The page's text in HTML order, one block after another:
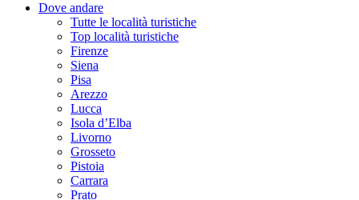
Dove andare
Tutte le località turistiche
Top località turistiche
Firenze
Siena
Pisa
Arezzo
Lucca
Isola d’Elba
Livorno
Grosseto
Pistoia
Carrara
Prato